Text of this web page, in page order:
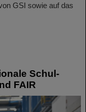
GSI sowie auf das
Schul-
FAIR